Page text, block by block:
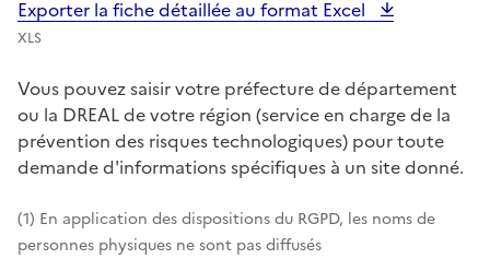
Exporter la fiche détaillée au format Excel
XLS
Vous pouvez saisir votre préfecture de département
ou la DREAL de votre région (service en charge de la
prévention des risques technologiques) pour toute
demande d'informations spécifiques à un site donné.
(1) En application des dispositions du RGPD, les noms de
personnes physiques ne sont pas diffusés